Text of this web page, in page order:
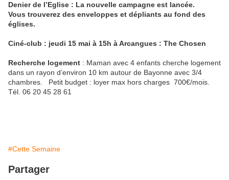
Denier de l’Eglise : La nouvelle campagne est lancée.
Vous trouverez des enveloppes et dépliants au fond des
églises.
Ciné-club : jeudi 15 mai à 15h à Arcangues : The Chosen
Recherche logement : Maman avec 4 enfants cherche logement
dans un rayon d’environ 10 km autour de Bayonne avec 3/4
chambres. Petit budget : loyer max hors charges 700€/mois.
Tél. 06 20 45 28 61
#Cette Semaine
Partager